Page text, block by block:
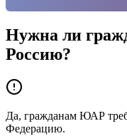
Нужна ли
Россию?
Да, гражданам ЮАР
Федерацию.